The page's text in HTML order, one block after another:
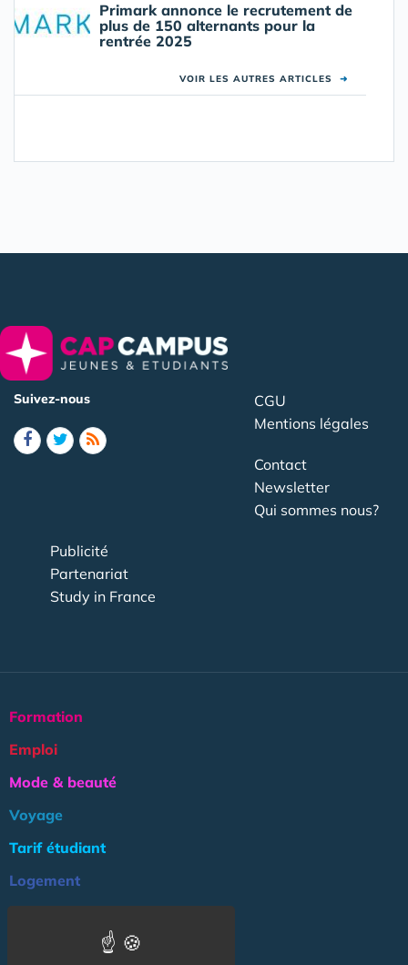
Primark annonce le recrutement de
plus de 150 alternants pour la
rentrée 2025
VOIR LES AUTRES ARTICLES ➜
Suivez-nous
CGU
Mentions légales
Contact
Newsletter
Qui sommes nous?
Publicité
Partenariat
Study in France
Formation
Emploi
Mode & beauté
Voyage
Tarif étudiant
Logement